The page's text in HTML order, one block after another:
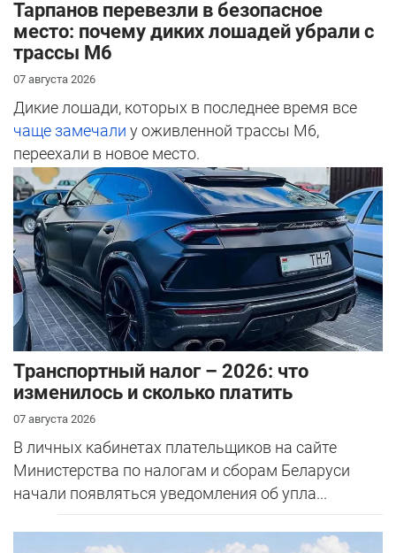
Тарпанов перевезли в безопасное
место: почему диких лошадей убрали с
трассы М6
07 августа 2026
Дикие лошади, которых в последнее время все
чаще замечали у оживленной трассы М6,
переехали в новое место.
Транспортный налог – 2026: что
изменилось и сколько платить
07 августа 2026
В личных кабинетах плательщиков на сайте
Министерства по налогам и сборам Беларуси
начали появляться уведомления об упла...